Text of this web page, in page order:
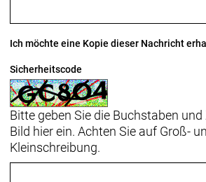
Rahmen: Alpha Gold Aluminium,
Zugführung, Gepäckträger- und
Seitenständeraufnahme 135 x 5
Schnellspannachse
Rahmengröße: L
Rahmenmaterial: Aluminium
Ich möchte eine Kopie dieser Nachricht
Sicherheitscode
Bitte geben Sie die Buchstaben
Bild hier ein. Achten Sie auf Groß-
Kleinschreibung.